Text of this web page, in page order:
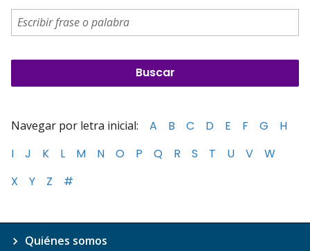
Navegar por letra inicial: A B C D E F G
H
I
J K L M N O P Q R S T U V
W
X
Y Z #
Quiénes somos